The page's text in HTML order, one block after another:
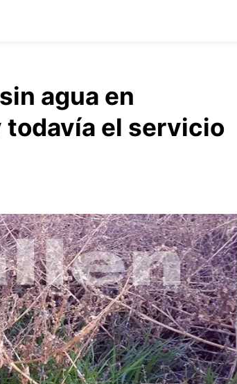
agua en
todavía el servicio